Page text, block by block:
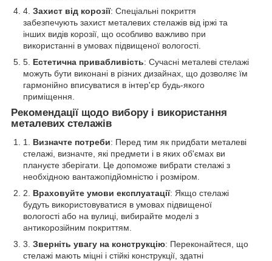
Захист від корозії: Спеціальні покриття
забезпечують захист металевих стелажів від іржі та
інших видів корозії, що особливо важливо при
використанні в умовах підвищеної вологості.
Естетична привабливість: Сучасні металеві стелажі
можуть бути виконані в різних дизайнах, що дозволяє їм
гармонійно вписуватися в інтер'єр будь-якого
приміщення.
Рекомендації щодо вибору і використання
металевих стелажів
Визначте потреби: Перед тим як придбати металеві
стелажі, визначте, які предмети і в яких об'ємах ви
плануєте зберігати. Це допоможе вибрати стелажі з
необхідною вантажопідйомністю і розміром.
Враховуйте умови експлуатації: Якщо стелажі
будуть використовуватися в умовах підвищеної
вологості або на вулиці, вибирайте моделі з
антикорозійним покриттям.
Зверніть увагу на конструкцію: Переконайтеся, що
стелажі мають міцні і стійкі конструкції, здатні